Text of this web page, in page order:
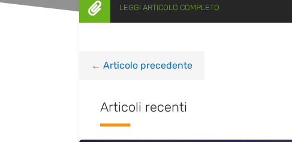
 LEGGI ARTICOLO COMPLETO
← Articolo precedente
Articoli recenti